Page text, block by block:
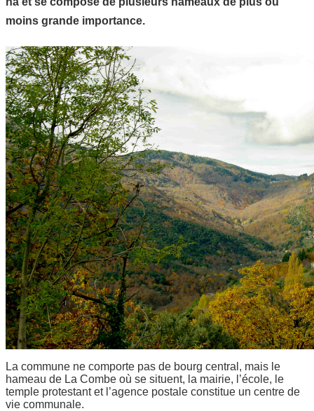
moins grande importance.
La commune ne comporte pas de bourg central, mais le
hameau de La Combe où se situent, la mairie, l’école, le
temple protestant et l’agence postale constitue un centre de
vie communale.